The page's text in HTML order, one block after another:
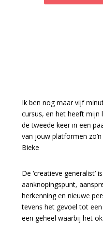
Ik ben nog maar vijf
cursus, en het heeft mijn
de tweede keer in een
van jouw platformen
Bieke
De ‘creatieve generalist’
aanknopingspunt,
herkenning en nieuwe
tevens het gevoel tot
een geheel waarbij het